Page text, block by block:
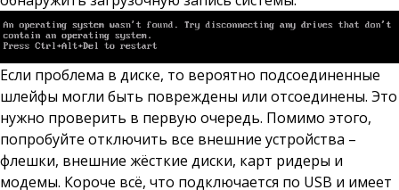
Если проблема в диске, то вероятно подсоединенные
шлейфы могли быть повреждены или отсоединены. Это
нужно проверить в первую очередь. Помимо этого,
попробуйте отключить все внешние устройства –
флешки, внешние жёсткие диски, карт ридеры и
модемы. Короче всё, что подключается по USB и имеет